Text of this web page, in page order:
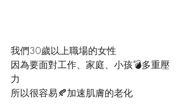
我們30歲以上職場的女性
因為要面對工作、家庭、小孩💣多重壓
力
所以很容易🍂加速肌膚的老化